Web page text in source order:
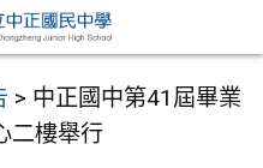
> 中正國中第41屆畢業
二樓舉行